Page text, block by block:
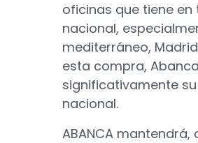
oficinas que tiene
nacional,
mediterráneo,
esta compra,
significativamente
nacional.
ABANCA mantendrá,